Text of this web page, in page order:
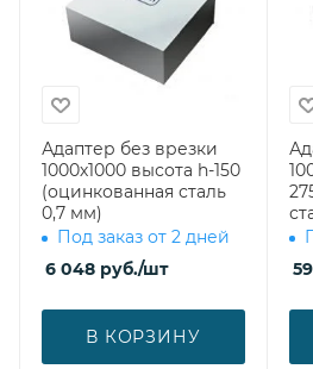
Адаптер без врезки
1000х1000 высота h-150
(оцинкованная сталь
0,7 мм)
Под заказ от 2 дней
6 048 руб./шт
В КОРЗИНУ